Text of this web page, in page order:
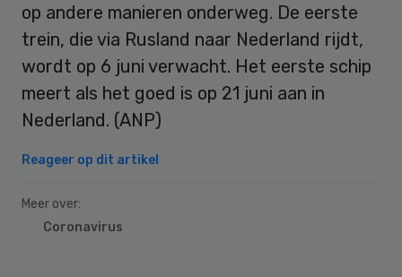
op andere manieren onderweg. De eerste
trein, die via Rusland naar Nederland rijdt,
wordt op 6 juni verwacht. Het eerste schip
meert als het goed is op 21 juni aan in
Nederland. (ANP)
Reageer op dit artikel
Meer over:
Coronavirus